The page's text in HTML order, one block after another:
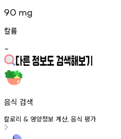
90 mg
칼륨
-
음식 검색
칼로리 & 영양정보 계산, 음식 평가